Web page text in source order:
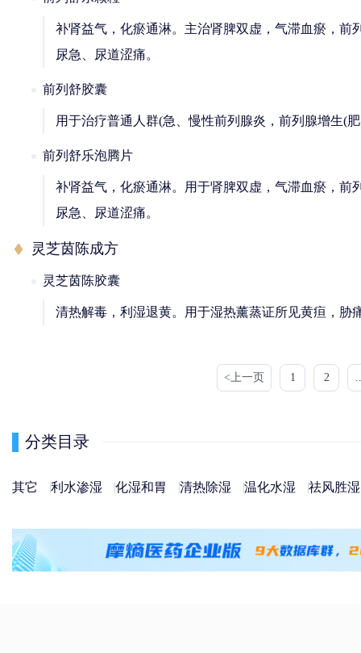
补肾益气，化瘀通淋。主治肾脾双虚，气滞血瘀，
尿急、尿道涩痛。
前列舒胶囊
用于治疗普通人群(急、慢性前列腺炎，前列腺增生(
前列舒乐泡腾片
补肾益气，化瘀通淋。用于肾脾双虚，气滞血瘀，
尿急、尿道涩痛。
灵芝茵陈成方
灵芝茵陈胶囊
清热解毒，利湿退黄。用于湿热薰蒸证所见黄疸，
<上一页 1 2
分类目录
其它 利水渗湿 化湿和胃 清热除湿 温化水湿 祛风胜湿